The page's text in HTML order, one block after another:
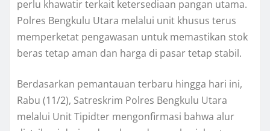
perlu khawatir terkait ketersediaan pangan utama.
Polres Bengkulu Utara melalui unit khusus terus
memperketat pengawasan untuk memastikan stok
beras tetap aman dan harga di pasar tetap stabil.
Berdasarkan pemantauan terbaru hingga hari ini,
Rabu (11/2), Satreskrim Polres Bengkulu Utara
melalui Unit Tipidter mengonfirmasi bahwa alur